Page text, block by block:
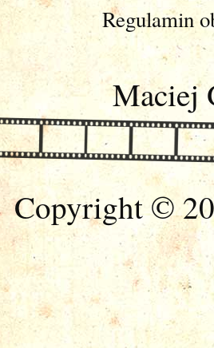
Regulamin
Maciej
Copyright ©